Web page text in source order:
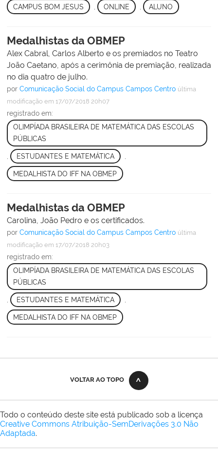
CAMPUS BOM JESUS ONLINE ALUNO
Medalhistas da OBMEP
Alex Cabral, Carlos Alberto e os premiados no Teatro
João Caetano, após a cerimônia de premiação, realizada
no dia quatro de julho.
por Comunicação Social do Campus Campos Centro última
modificação em 17/07/2018 20h07
registrado em:
OLIMPÍADA BRASILEIRA DE MATEMÁTICA DAS ESCOLAS
PÚBLICAS
ESTUDANTES E MATEMÁTICA
MEDALHISTA DO IFF NA OBMEP
Medalhistas da OBMEP
Carolina, João Pedro e os certificados.
por Comunicação Social do Campus Campos Centro última
modificação em 17/07/2018 20h03
registrado em:
OLIMPÍADA BRASILEIRA DE MATEMÁTICA DAS ESCOLAS
PÚBLICAS
ESTUDANTES E MATEMÁTICA
MEDALHISTA DO IFF NA OBMEP
VOLTAR AO TOPO
Todo o conteúdo deste site está publicado sob a licença
Creative Commons Atribuição-SemDerivações 3.0 Não
Adaptada.